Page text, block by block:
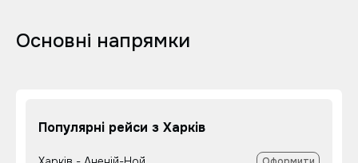
Основні напрямки
Популярні рейси з Харків